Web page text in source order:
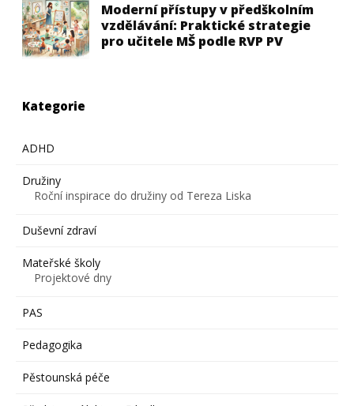
Moderní přístupy v předškolním
vzdělávání: Praktické strategie
pro učitele MŠ podle RVP PV
Kategorie
ADHD
Družiny
Roční inspirace do družiny od Tereza Liska
Duševní zdraví
Mateřské školy
Projektové dny
PAS
Pedagogika
Pěstounská péče